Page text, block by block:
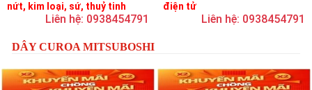
nứt, kim loại, sứ, thuỷ tinh
Liên hệ: 0938454791
điện tử
Liên hệ: 0938454791
DÂY CUROA MITSUBOSHI